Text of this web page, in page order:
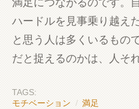
ハードルを見事乗り越え
と思う人は多くいるもの
だと捉えるのかは、人そ
TAGS:
モチベーション / 満足